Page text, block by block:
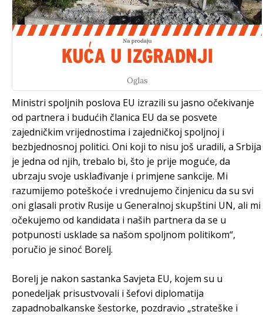
Oglas
Ministri spoljnih poslova EU izrazili su jasno očekivanje
od partnera i budućih članica EU da se posvete
zajedničkim vrijednostima i zajedničkoj spoljnoj i
bezbjednosnoj politici. Oni koji to nisu još uradili, a Srbija
je jedna od njih, trebalo bi, što je prije moguće, da
ubrzaju svoje usklađivanje i primjene sankcije. Mi
razumijemo poteškoće i vrednujemo činjenicu da su svi
oni glasali protiv Rusije u Generalnoj skupštini UN, ali mi
očekujemo od kandidata i naših partnera da se u
potpunosti usklade sa našom spoljnom politikom“,
poručio je sinoć Borelj.
Borelj je nakon sastanka Savjeta EU, kojem su u
ponedeljak prisustvovali i šefovi diplomatija
zapadnobalkanske šestorke, pozdravio „strateške i